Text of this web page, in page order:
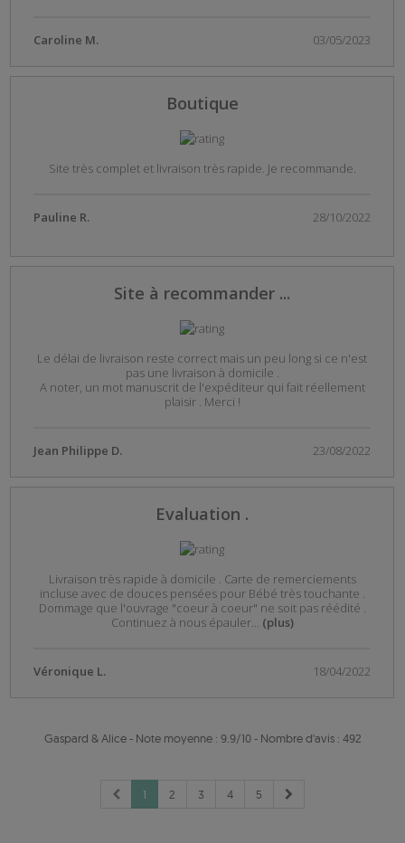
Caroline M. 03/05/2023
Boutique
Site très complet et livraison très rapide. Je recommande.
Pauline R. 28/10/2022
Site à recommander ...
Le délai de livraison reste correct mais un peu long si ce n'est
pas une livraison à domicile .
A noter, un mot manuscrit de l'expéditeur qui fait réellement
plaisir . Merci !
Jean Philippe D. 23/08/2022
Evaluation .
Livraison très rapide à domicile . Carte de remerciements
incluse avec de douces pensées pour Bébé très touchante .
Dommage que l'ouvrage "coeur à coeur" ne soit pas réédité .
Continuez à nous épauler... (plus)
Véronique L. 18/04/2022
Gaspard & Alice- Note moyenne : 9.9/10- Nombre d'avis : 492
1 2 3 4 5